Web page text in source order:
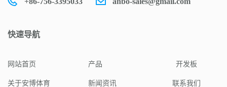
快速导航
网站首页 产品 开发板
关于安博体育 新闻资讯 联系我们